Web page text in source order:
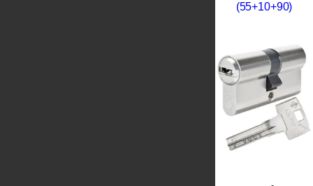
(55+10+90)